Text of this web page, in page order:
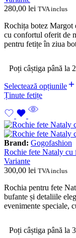
280,00 lei TVA inclus
Rochița botez Margot
cu confortul oferit de
pentru fetițe în ziua
Poți câștiga până la
Selectează opțiunile
Ținute fetițe
Brand: Gogofashion
Rochie fete Nataly cu
Variante
300,00 lei TVA inclus
Rochia pentru fete
bufante și detaliile
evenimente speciale,
Poți câștiga până la